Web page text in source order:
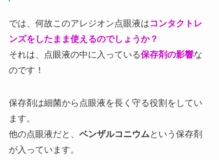
では、何故このアレジオン点眼液はコンタクトレ
ンズをしたまま使えるのでしょうか？
それは、点眼液の中に入っている保存剤の影響な
のです！
保存剤は細菌から点眼液を長く守る役割をしてい
ます。
他の点眼液だと、 ベンザルコニウムという保存剤
が入っています。